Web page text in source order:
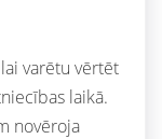
varētu vērtēt
laikā.
novēroja